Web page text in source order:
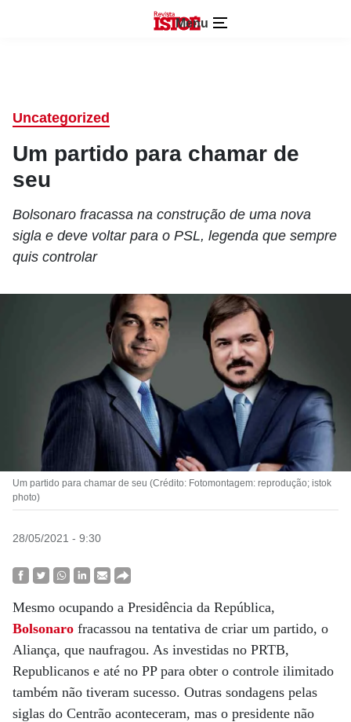
Menu
Uncategorized
Um partido para chamar de
seu
Bolsonaro fracassa na construção de uma nova
sigla e deve voltar para o PSL, legenda que sempre
quis controlar
Um partido para chamar de seu (Crédito: Fotomontagem: reprodução; istok
photo)
28/05/2021 - 9:30
Mesmo ocupando a Presidência da República,
Bolsonaro fracassou na tentativa de criar um partido, o
Aliança, que naufragou. As investidas no PRTB,
Republicanos e até no PP para obter o controle ilimitado
também não tiveram sucesso. Outras sondagens pelas
siglas do Centrão aconteceram, mas o presidente não